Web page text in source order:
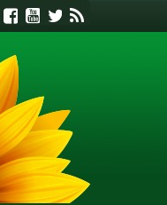
Facebook
Youtube
Twitter